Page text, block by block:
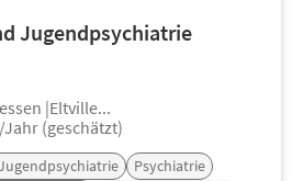
Jugendpsychiatrie
|Eltville...
Jahr (geschätzt)
Psychiatrie